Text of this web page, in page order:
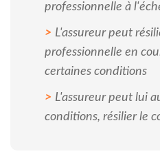
professionnelle à
L'assureur peut
professionnelle en
certaines conditions
L'assureur peut lui
conditions, résilier le